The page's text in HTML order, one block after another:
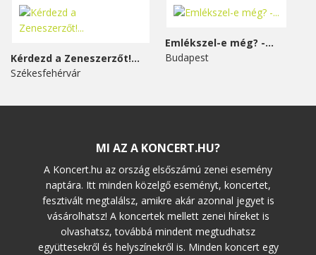
Kérdezd a Zeneszerzőt!...
Székesfehérvár
Emlékszel-e még? -...
Budapest
MI AZ A KONCERT.HU?
A Koncert.hu az ország elsőszámú zenei esemény
naptára. Itt minden közelgő eseményt, koncertet,
fesztivált megtalálsz, amikre akár azonnal jegyet is
vásárolhatsz! A koncertek mellett zenei híreket is
olvashatsz, továbbá mindent megtudhatsz
együttesekről és helyszínekről is. Minden koncert egy